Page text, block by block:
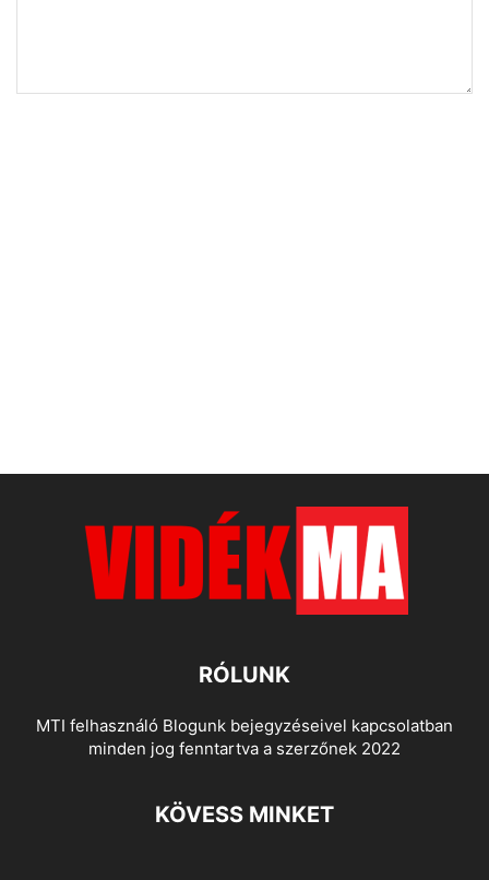
RÓLUNK
MTI felhasználó Blogunk bejegyzéseivel kapcsolatban
minden jog fenntartva a szerzőnek 2022
KÖVESS MINKET